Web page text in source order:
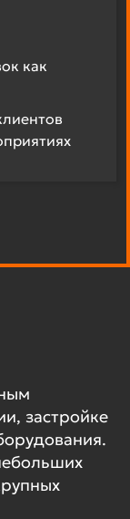
как
застройке